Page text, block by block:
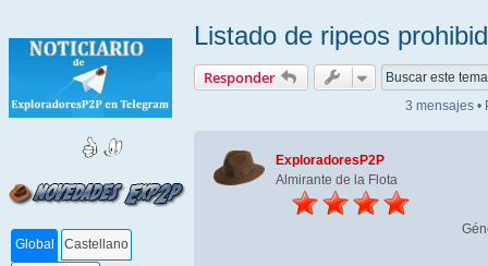
Global Castellano
Listado de ripeos
Responder
3 mensajes •
ExploradoresP2P
Almirante de la Flota